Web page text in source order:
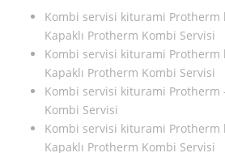
Kombi servisi kiturami
Kapaklı Protherm Kombi Servisi
Kombi servisi kiturami
Kapaklı Protherm Kombi Servisi
Kombi servisi kiturami Protherm
Kombi Servisi
Kombi servisi kiturami Protherm
Kapaklı Protherm Kombi Servisi